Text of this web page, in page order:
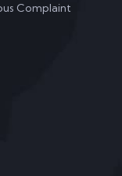
Complaint